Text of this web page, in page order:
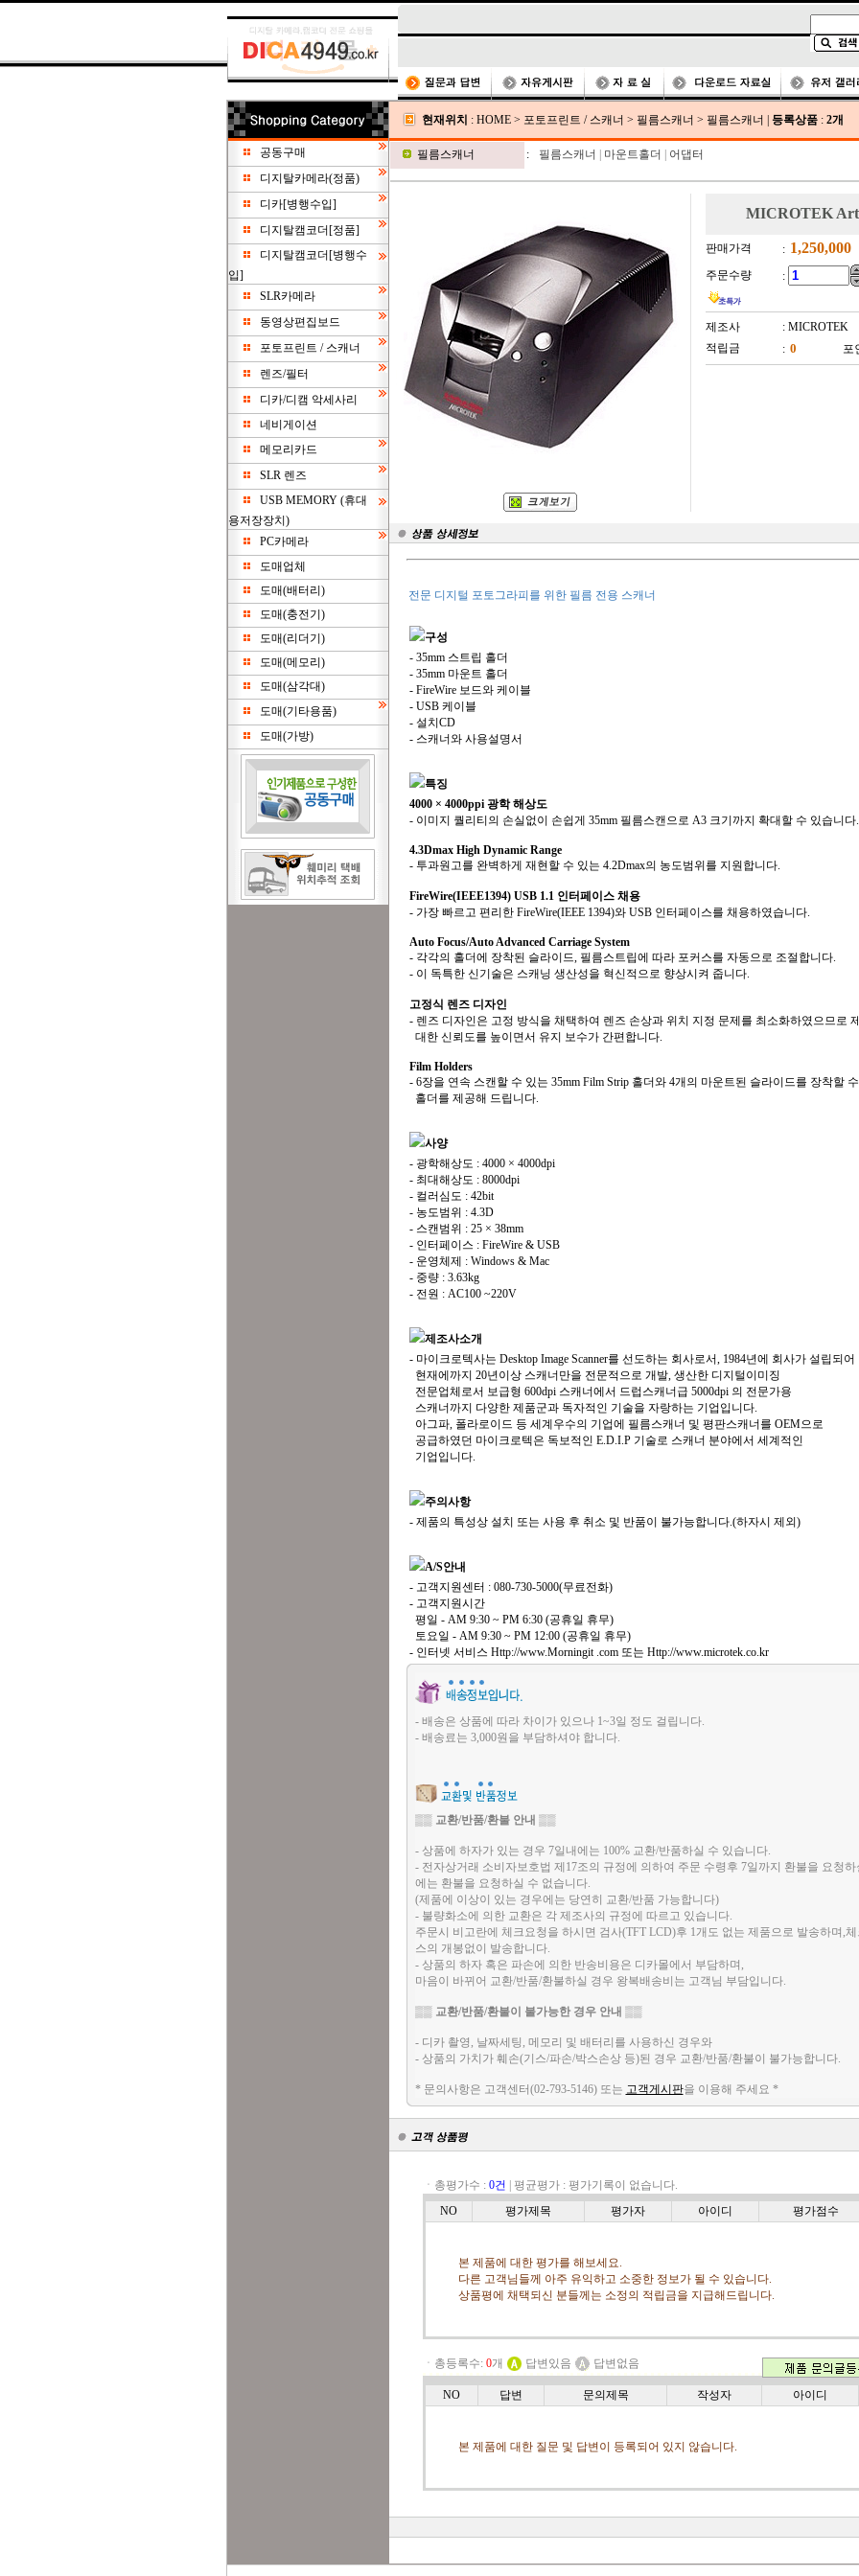
공동구매
디지탈카메라(정품)
디카[병행수입]
디지탈캠코더[정품]
디지탈캠코더[병행수
입]
SLR카메라
동영상편집보드
포토프린트 / 스캐너
렌즈/필터
디카/디캠 악세사리
네비게이션
메모리카드
SLR 렌즈
USB MEMORY (휴대
용저장장치)
PC카메라
도매업체
도매(배터리)
도매(충전기)
도매(리더기)
도매(메모리)
도매(삼각대)
도매(기타용품)
도매(가방)
현재위치 : HOME > 포토프린트 / 스캐너 > 필름스캐너 > 필름스캐너 등록상품 : 2개
필름스캐너 : 필름스캐너 마운트홀더 어댑터
MICROTEK
판매가격 :
주문수량 :
제조사
: MICROTEK
적립금
: 포
전문 디지털 포토그라피를 위한 필름 전용 스캐너
구성
- 35mm 스트립 홀더
- 35mm 마운트 홀더
- FireWire 보드와 케이블
- USB 케이블
- 설치CD
- 스캐너와 사용설명서
특징
4000 × 4000ppi 광학 해상도
- 이미지 퀄리티의 손실없이 손쉽게 35mm 필름스캔으로 A3 크기까지 확대할 수 있습니다.
4.3Dmax High Dynamic Range
- 투과원고를 완벽하게 재현할 수 있는 4.2Dmax의 농도범위를 지원합니다.
FireWire(IEEE1394) USB 1.1 인터페이스 채용
- 가장 빠르고 편리한 FireWire(IEEE 1394)와 USB 인터페이스를 채용하였습니다.
Auto Focus/Auto Advanced Carriage System
- 각각의 홀더에 장착된 슬라이드, 필름스트립에 따라 포커스를 자동으로 조절합니다.
- 이 독특한 신기술은 스캐닝 생산성을 혁신적으로 향상시켜 줍니다.
고정식 렌즈 디자인
- 렌즈 디자인은 고정 방식을 채택하여 렌즈 손상과 위치 지정 문제를 최소화하였으므로
대한 신뢰도를 높이면서 유지 보수가 간편합니다.
Film Holders
- 6장을 연속 스캔할 수 있는 35mm Film Strip 홀더와 4개의 마운트된 슬라이드를 장착할
홀더를 제공해 드립니다.
사양
- 광학해상도 : 4000 × 4000dpi
- 최대해상도 : 8000dpi
- 컬러심도 : 42bit
- 농도범위 : 4.3D
- 스캔범위 : 25 × 38mm
- 인터페이스 : FireWire & USB
- 운영체제 : Windows & Mac
- 중량 : 3.63kg
- 전원 : AC100 ~220V
제조사소개
- 마이크로텍사는 Desktop Image Scanner를 선도하는 회사로서, 1984년에 회사가 설립되어
현재에까지 20년이상 스캐너만을 전문적으로 개발, 생산한 디지털이미징
전문업체로서 보급형 600dpi 스캐너에서 드럽스캐너급 5000dpi 의 전문가용
스캐너까지 다양한 제품군과 독자적인 기술을 자랑하는 기업입니다.
아그파, 폴라로이드 등 세계우수의 기업에 필름스캐너 및 평판스캐너를 OEM으로
공급하였던 마이크로텍은 독보적인 E.D.I.P 기술로 스캐너 분야에서 세계적인
기업입니다.
주의사항
- 제품의 특성상 설치 또는 사용 후 취소 및 반품이 불가능합니다.(하자시 제외)
A/S안내
- 고객지원센터 : 080-730-5000(무료전화)
- 고객지원시간
평일 - AM 9:30 ~ PM 6:30 (공휴일 휴무)
토요일 - AM 9:30 ~ PM 12:00 (공휴일 휴무)
- 인터넷 서비스 Http://www.Morningit .com 또는 Http://www.microtek.co.kr
- 배송은 상품에 따라 차이가 있으나 1~3일 정도 걸립니다.
- 배송료는 3,000원을 부담하셔야 합니다.
▒▒ 교환/반품/환불 안내 ▒▒
- 상품에 하자가 있는 경우 7일내에는 100% 교환/반품하실 수 있습니다.
- 전자상거래 소비자보호법 제17조의 규정에 의하여 주문 수령후 7일까지 환불을 요청
에는 환불을 요청하실 수 없습니다.
(제품에 이상이 있는 경우에는 당연히 교환/반품 가능합니다)
- 불량화소에 의한 교환은 각 제조사의 규정에 따르고 있습니다.
주문시 비고란에 체크요청을 하시면 검사(TFT LCD)후 1개도 없는 제품으로 발송하며,
스의 개봉없이 발송합니다.
- 상품의 하자 혹은 파손에 의한 반송비용은 디카몰에서 부담하며,
마음이 바뀌어 교환/반품/환불하실 경우 왕복배송비는 고객님 부담입니다.
▒▒ 교환/반품/환불이 불가능한 경우 안내 ▒▒
- 디카 촬영, 날짜세팅, 메모리 및 배터리를 사용하신 경우와
- 상품의 가치가 훼손(기스/파손/박스손상 등)된 경우 교환/반품/환불이 불가능합니다.
* 문의사항은 고객센터(02-793-5146) 또는 고객게시판을 이용해 주세요 *
ㆍ총평가수 : 0건 평균평가 : 평가기록이 없습니다.
NO
평가제목 평가자 아이디 평가점수
본 제품에 대한 평가를 해보세요.
다른 고객님들께 아주 유익하고 소중한 정보가 될 수 있습니다.
상품평에 채택되신 분들께는 소정의 적립금을 지급해드립니다.
ㆍ총등록수: 0개 답변있음 답변없음
NO 답변 문의제목 작성자 아이디
본 제품에 대한 질문 및 답변이 등록되어 있지 않습니다.